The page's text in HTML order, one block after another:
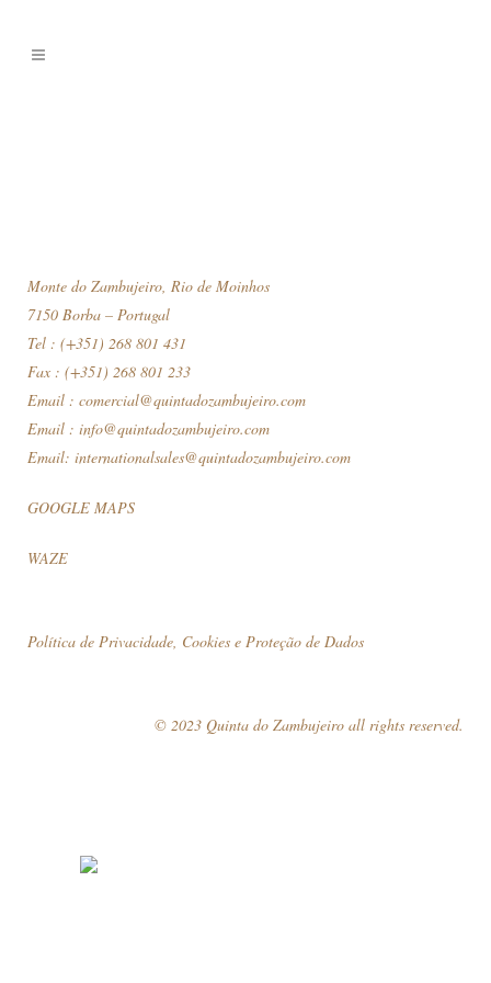
Monte do Zambujeiro, Rio de Moinhos
7150 Borba – Portugal
Tel : (+351) 268 801 431
Fax : (+351) 268 801 233
Email : comercial@quintadozambujeiro.com
Email : info@quintadozambujeiro.com
Email: internationalsales@quintadozambujeiro.com
GOOGLE MAPS
WAZE
Política de Privacidade, Cookies e Proteção de Dados
© 2023 Quinta do Zambujeiro all rights reserved.